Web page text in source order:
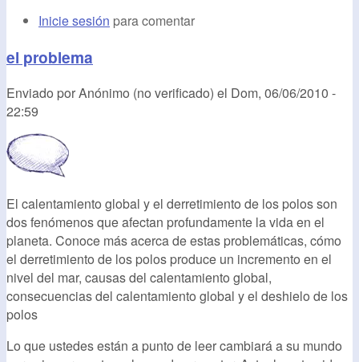
Inicie sesión para comentar
el problema
Enviado porAnónimo (no verificado) el Dom, 06/06/2010 -
22:59
El calentamiento global y el derretimiento de los polos son
dos fenómenos que afectan profundamente la vida en el
planeta. Conoce más acerca de estas problemáticas, cómo
el derretimiento de los polos produce un incremento en el
nivel del mar, causas del calentamiento global,
consecuencias del calentamiento global y el deshielo de los
polos
Lo que ustedes están a punto de leer cambiará a su mundo